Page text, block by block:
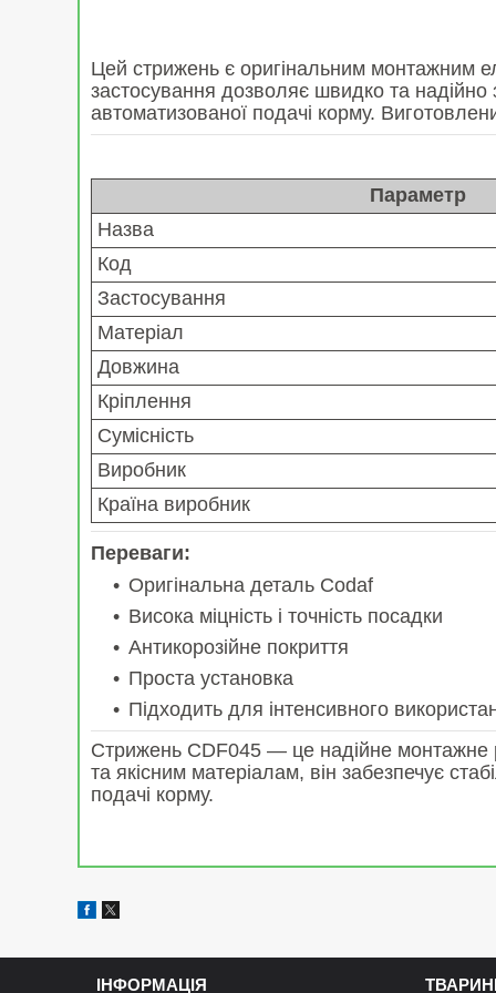
Цей стрижень є оригінальним монтажним
застосування дозволяє швидко та
автоматизованої подачі корму.
Параметр
Назва
Код
Застосування
Матеріал
Довжина
Кріплення
Сумісність
Виробник
Країна виробник
Переваги:
Оригінальна деталь Codaf
Висока міцність і точність посадки
Антикорозійне покриття
Проста установка
Підходить для інтенсивного
Стрижень CDF045 — це надійне монтажне
та якісним матеріалам, він забезпечує
подачі корму.
ІНФОРМАЦІЯ